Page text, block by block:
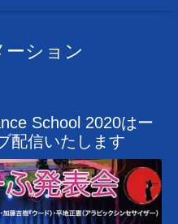
ーション
School 2020はー
配信いたします